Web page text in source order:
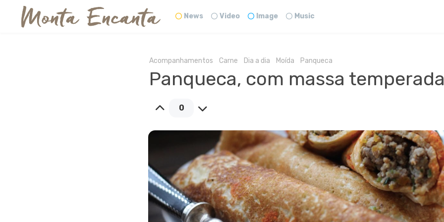
News Video Image Music
Acompanhamentos Carne Dia a dia Moída Panqueca
Panqueca, com massa
0